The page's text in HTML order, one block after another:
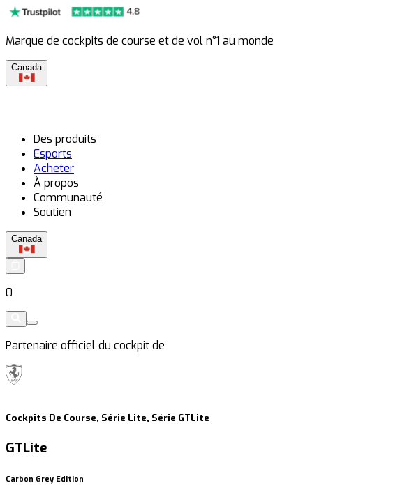
Marque de cockpits de course et de vol n°1 au monde
Canada
Des produits
Esports
Acheter
À propos
Communauté
Soutien
Canada
0
Partenaire officiel du cockpit de
Cockpits De Course, Série Lite, Série GTLite
GTLite
Carbon Grey Edition